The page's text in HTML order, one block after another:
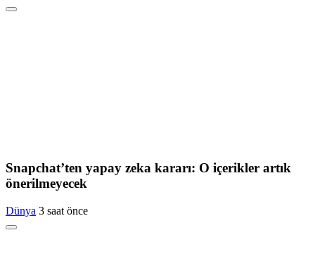
Snapchat’ten yapay zeka kararı: O içerikler artık
önerilmeyecek
Dünya 3 saat önce